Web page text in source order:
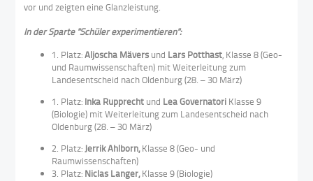
vor und zeigten eine Glanzleistung.
In der Sparte "Schüler experimentieren":
1. Platz:Aljoscha Mävers und Lars Potthast, Klasse 8(Geo-
und Raumwissenschaften) mit Weiterleitung zum
Landesentscheid nach Oldenburg (28. – 30 März)
1. Platz: Inka Rupprecht und Lea Governatori Klasse 9
(Biologie) mit Weiterleitung zum Landesentscheid nach
Oldenburg (28. – 30 März)
2. Platz:Jerrik Ahlborn,Klasse 8 (Geo- und
Raumwissenschaften)
3. Platz: Niclas Langer,Klasse 9 (Biologie)